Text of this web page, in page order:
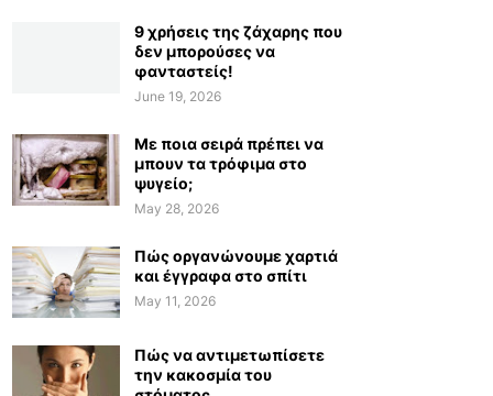
9 χρήσεις της ζάχαρης που
δεν μπορούσες να
φανταστείς!
June 19, 2026
Με ποια σειρά πρέπει να
μπουν τα τρόφιμα στο
ψυγείο;
May 28, 2026
Πώς οργανώνουμε χαρτιά
και έγγραφα στο σπίτι
May 11, 2026
Πώς να αντιμετωπίσετε
την κακοσμία του